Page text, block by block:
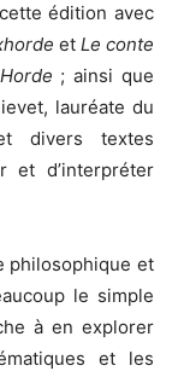
édition avec
et Le conte
; ainsi que
lauréate du
divers textes
et d’interpréter
philosophique et
le simple
à en explorer
et les